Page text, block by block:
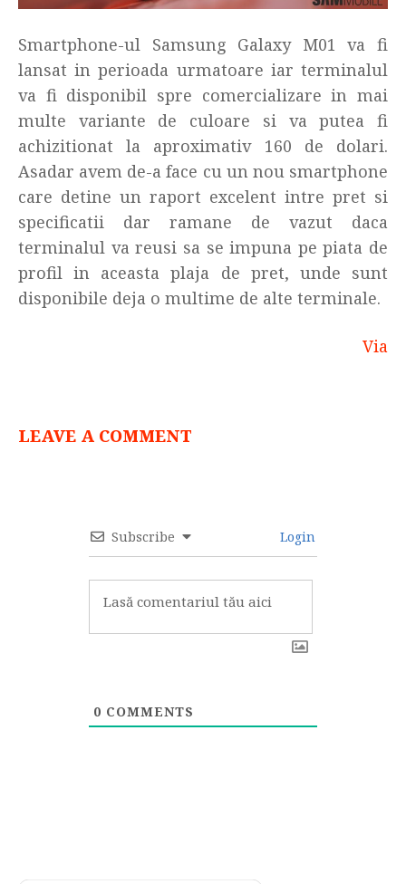
Smartphone-ul Samsung Galaxy M01 va fi
lansat in perioada urmatoare iar terminalul
va fi disponibil spre comercializare in mai
multe variante de culoare si va putea fi
achizitionat la aproximativ 160 de dolari.
Asadar avem de-a face cu un nou smartphone
care detine un raport excelent intre pret si
specificatii dar ramane de vazut daca
terminalul va reusi sa se impuna pe piata de
profil in aceasta plaja de pret, unde sunt
disponibile deja o multime de alte terminale.
Via
LEAVE A COMMENT
Subscribe Login
0 COMMENTS